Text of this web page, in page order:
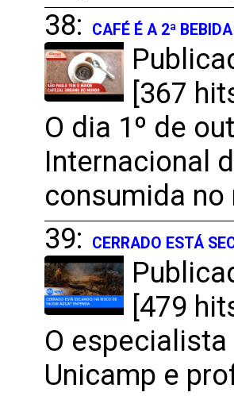
38:
CAFÉ É A 2ª
[367
O dia 1º de
Internacional
consumida no
39:
CERRADO ESTÁ
[479
O
Unicamp e